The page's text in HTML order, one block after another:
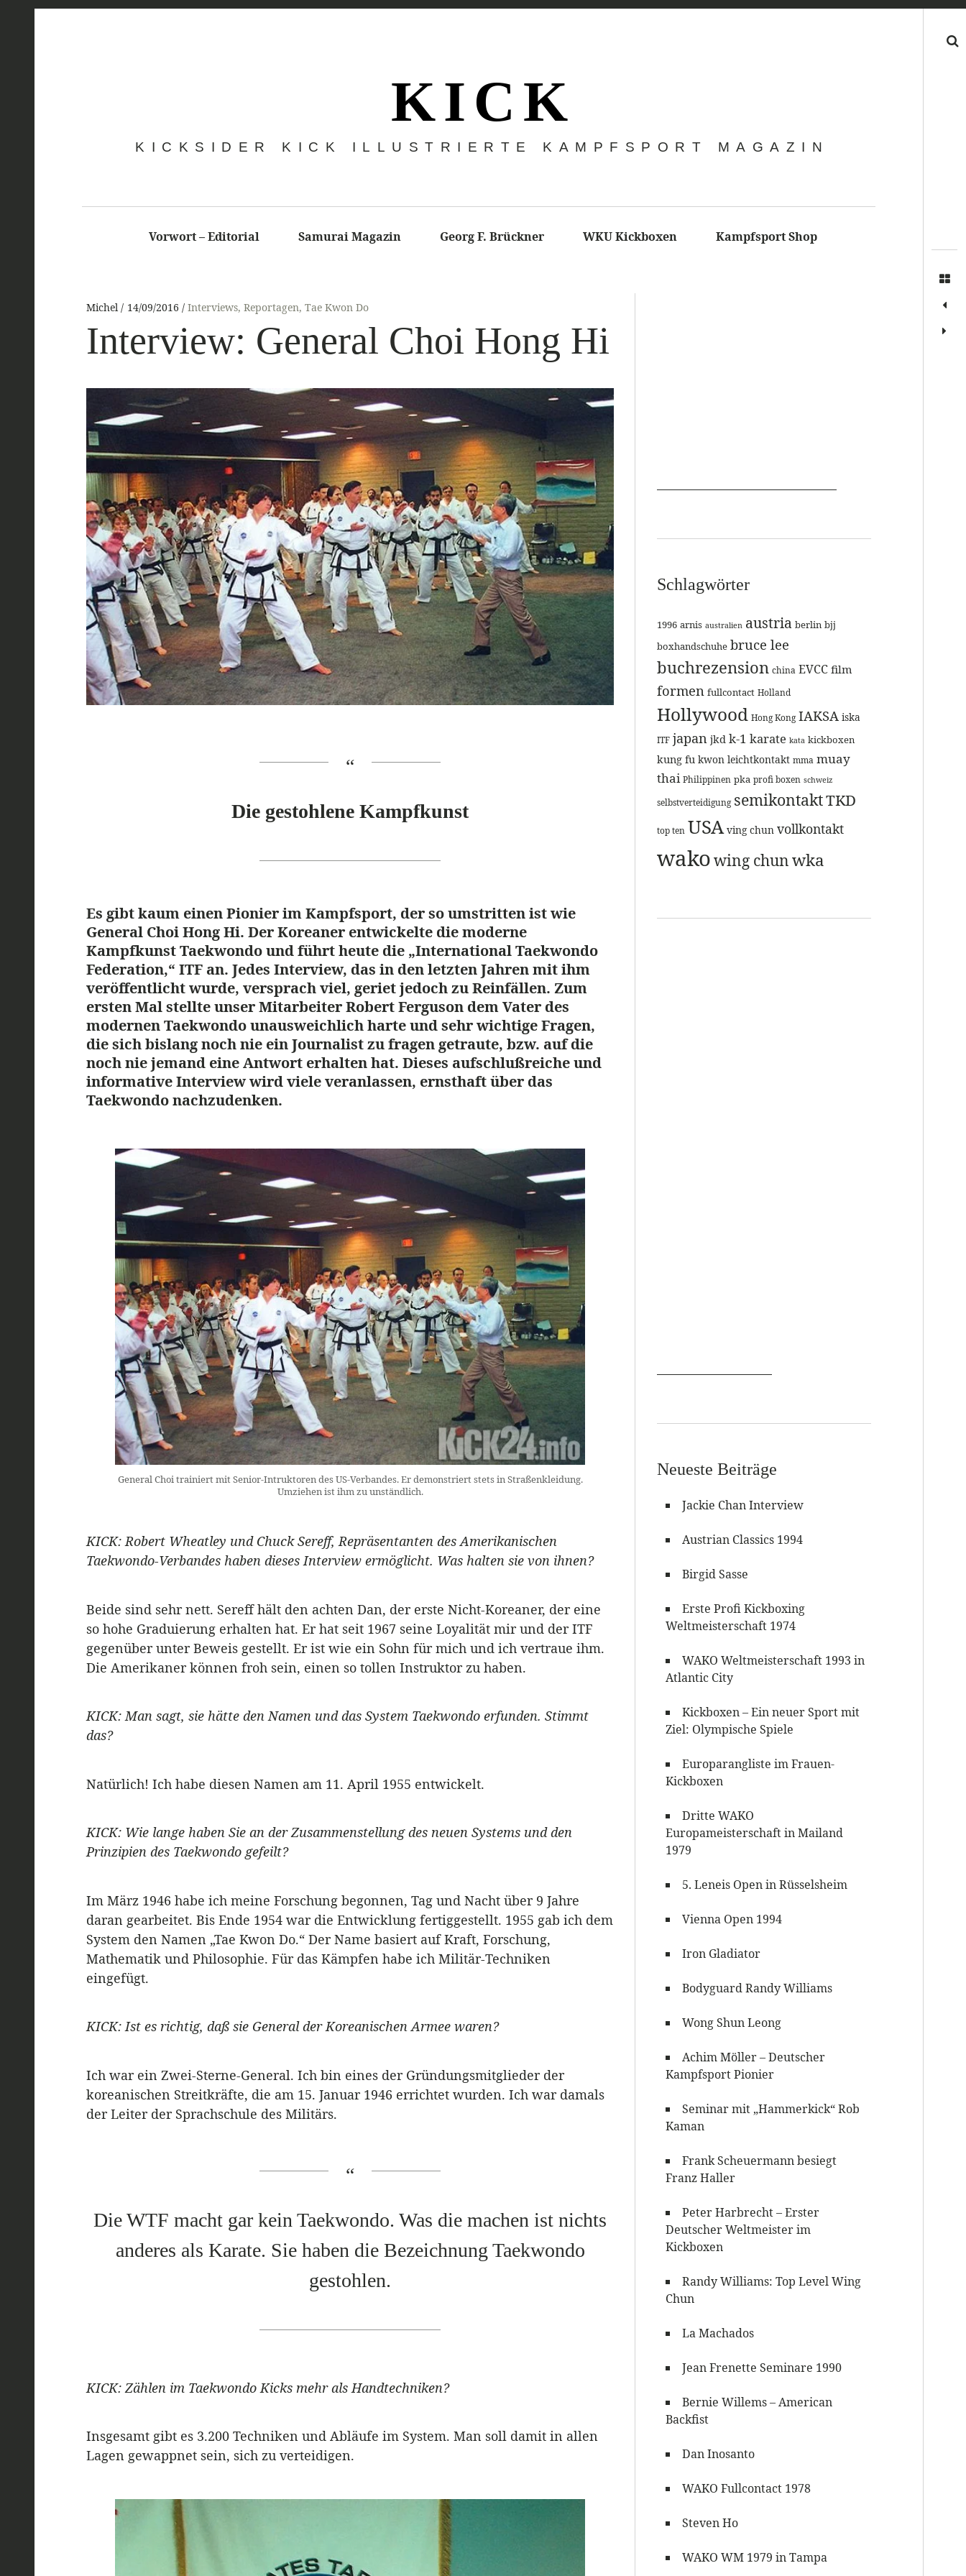
K I C K
KICKSIDER KICK ILLUSTRIERTE KAMPFSPORT MAGAZIN
Vorwort – Editorial Samurai Magazin Georg F. Brückner WKU Kickboxen Kampfsport Shop
Michel 14/09/2016 Interviews, Reportagen, Tae Kwon Do
Interview: General Choi Hong Hi
Die gestohlene Kampfkunst
Es gibt kaum einen Pionier im Kampfsport, der so umstritten ist wie
General Choi Hong Hi. Der Koreaner entwickelte die moderne
Kampfkunst Taekwondo und führt heute die „International Taekwondo
Federation,“ ITF an. Jedes Interview, das in den letzten Jahren mit ihm
veröffentlicht wurde, versprach viel, geriet jedoch zu Reinfällen. Zum
ersten Mal stellte unser Mitarbeiter Robert Ferguson dem Vater des
modernen Taekwondo unausweichlich harte und sehr wichtige Fragen,
die sich bislang noch nie ein Journalist zu fragen getraute, bzw. auf die
noch nie jemand eine Antwort erhalten hat. Dieses aufschlußreiche und
informative Interview wird viele veranlassen, ernsthaft über das
Taekwondo nachzudenken.
General Choi trainiert mit Senior-Intruktoren des US-Verbandes. Er demonstriert stets in Straßenkleidung.
Umziehen ist ihm zu unständlich.
KICK: Robert Wheatley und Chuck Sereff, Repräsentanten des Amerikanischen
Taekwondo-Verbandes haben dieses Interview ermöglicht. Was halten sie von ihnen?
Beide sind sehr nett. Sereff hält den achten Dan, der erste Nicht-Koreaner, der eine
so hohe Graduierung erhalten hat. Er hat seit 1967 seine Loyalität mir und der ITF
gegenüber unter Beweis gestellt. Er ist wie ein Sohn für mich und ich vertraue ihm.
Die Amerikaner können froh sein, einen so tollen Instruktor zu haben.
KICK: Man sagt, sie hätte den Namen und das System Taekwondo erfunden. Stimmt
das?
Natürlich! Ich habe diesen Namen am 11. April 1955 entwickelt.
KICK: Wie lange haben Sie an der Zusammenstellung des neuen Systems und den
Prinzipien des Taekwondo gefeilt?
Im März 1946 habe ich meine Forschung begonnen, Tag und Nacht über 9 Jahre
daran gearbeitet. Bis Ende 1954 war die Entwicklung fertiggestellt. 1955 gab ich dem
System den Namen „Tae Kwon Do.“ Der Name basiert auf Kraft, Forschung,
Mathematik und Philosophie. Für das Kämpfen habe ich Militär-Techniken
eingefügt.
KICK: Ist es richtig, daß sie General der Koreanischen Armee waren?
Ich war ein Zwei-Sterne-General. Ich bin eines der Gründungsmitglieder der
koreanischen Streitkräfte, die am 15. Januar 1946 errichtet wurden. Ich war damals
der Leiter der Sprachschule des Militärs.
Die WTF macht gar kein Taekwondo. Was die machen ist nichts
anderes als Karate. Sie haben die Bezeichnung Taekwondo
gestohlen.
KICK: Zählen im Taekwondo Kicks mehr als Handtechniken?
Insgesamt gibt es 3.200 Techniken und Abläufe im System. Man soll damit in allen
Lagen gewappnet sein, sich zu verteidigen.
Schlagwörter
1996 arnis australien austria berlin bjj
boxhandschuhe bruce lee
buchrezension china EVCC film
formen fullcontact Holland
Hollywood Hong Kong IAKSA iska
ITF japan jkd k-1 karate kata kickboxen
kung fu kwon leichtkontakt mma muay
thai Philippinen pka profi boxen schweiz
selbstverteidigung semikontaktTKD
top ten USA ving chun vollkontakt
wakowing chunwka
Neueste Beiträge
Jackie Chan Interview
Austrian Classics 1994
Birgid Sasse
Erste Profi Kickboxing
Weltmeisterschaft 1974
WAKO Weltmeisterschaft 1993 in
Atlantic City
Kickboxen – Ein neuer Sport mit
Ziel: Olympische Spiele
Europarangliste im Frauen-
Kickboxen
Dritte WAKO
Europameisterschaft in Mailand
1979
5. Leneis Open in Rüsselsheim
Vienna Open 1994
Iron Gladiator
Bodyguard Randy Williams
Wong Shun Leong
Achim Möller – Deutscher
Kampfsport Pionier
Seminar mit „Hammerkick“ Rob
Kaman
Frank Scheuermann besiegt
Franz Haller
Peter Harbrecht – Erster
Deutscher Weltmeister im
Kickboxen
Randy Williams: Top Level Wing
Chun
La Machados
Jean Frenette Seminare 1990
Bernie Willems – American
Backfist
Dan Inosanto
WAKO Fullcontact 1978
Steven Ho
WAKO WM 1979 in Tampa